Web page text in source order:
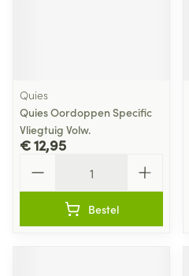
Quies
Quies Oordoppen Specific
Vliegtuig Volw.
€ 12,95
Bestel